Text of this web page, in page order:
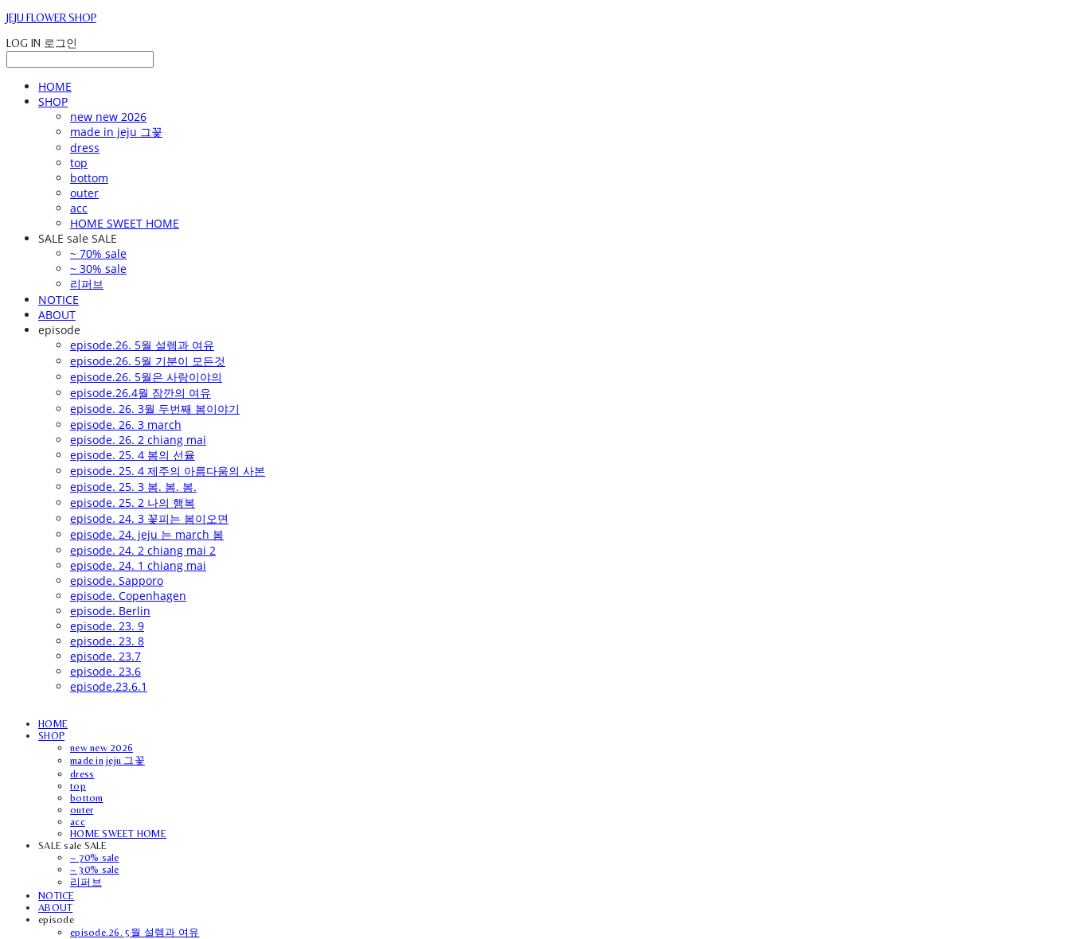
JEJU FLOWER SHOP
LOG IN 로그인
HOME
SHOP
new new 2026
made in jeju 그꽃
dress
top
bottom
outer
acc
HOME SWEET HOME
SALE sale SALE
~ 70% sale
~ 30% sale
리퍼브
NOTICE
ABOUT
episode
episode.26. 5월 설렘과 여유
episode.26. 5월 기분이 모든것
episode.26. 5월은 사랑이야의
episode.26.4월 잠깐의 여유
episode. 26. 3월 두번째 봄이야기
episode. 26. 3 march
episode. 26. 2 chiang mai
episode. 25. 4 봄의 선율
episode. 25. 4 제주의 아름다움의 사본
episode. 25. 3 봄. 봄. 봄.
episode. 25. 2 나의 행복
episode. 24. 3 꽃피는 봄이오면
episode. 24. jeju 는 march 봄
episode. 24. 2 chiang mai 2
episode. 24. 1 chiang mai
episode. Sapporo
episode. Copenhagen
episode. Berlin
episode. 23. 9
episode. 23. 8
episode. 23.7
episode. 23.6
episode.23.6.1
HOME
SHOP
new new 2026
made in jeju 그꽃
dress
top
bottom
outer
acc
HOME SWEET HOME
SALE sale SALE
~ 70% sale
~ 30% sale
리퍼브
NOTICE
ABOUT
episode
episode.26. 5월 설렘과 여유